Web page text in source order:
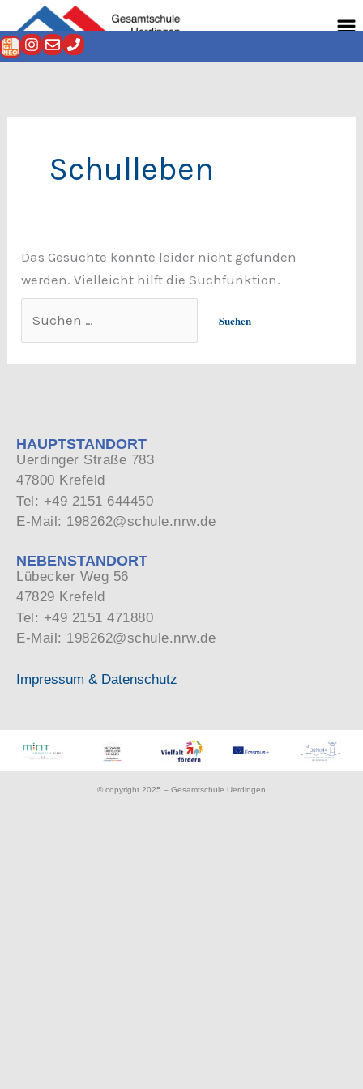
Inhalt
springen
Schulleben
Das Gesuchte konnte leider nicht gefunden
werden. Vielleicht hilft die Suchfunktion.
Suchen
nach:
HAUPTSTANDORT
Uerdinger Straße 783
47800 Krefeld
Tel: +49 2151 644450
E-Mail: 198262@schule.nrw.de
NEBENSTANDORT
Lübecker Weg 56
47829 Krefeld
Tel: +49 2151 471880
E-Mail: 198262@schule.nrw.de
Impressum & Datenschutz
© copyright 2025 – Gesamtschule Uerdingen